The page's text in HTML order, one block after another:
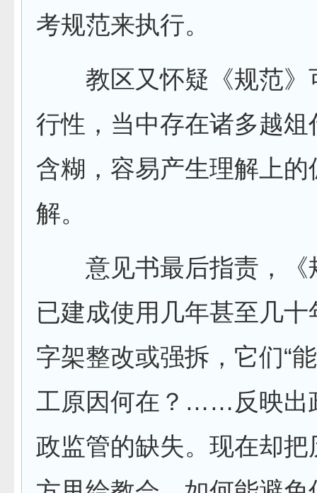
考规范来执行。
教区又怀疑《规范》
行性，当中存在诸多越俎
含糊，容易产生理解上的
解。
意见书最后指责，《
已建成使用几年甚至几
字架整改或强拆，它们“
工原因何在？……反映出
政监管的缺失。现在却把